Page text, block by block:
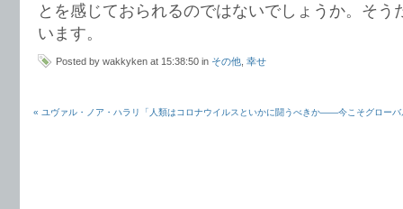
とを感じておられるのではないでしょうか。そう
います。
Posted by wakkyken at 15:38:50 in その他 幸せ
« ユヴァル・ノア・ハラリ「人類はコロナウイルスといかに闘うべきか――今こそグローバ